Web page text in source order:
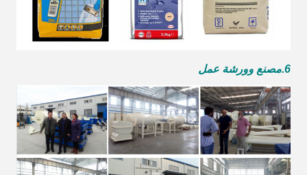
6. مصنع وورشة عمل